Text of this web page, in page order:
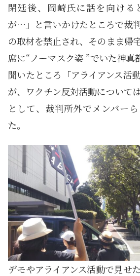
閉廷後、岡崎氏に話を向ける
が…」と言いかけたところで裁
の取材を禁止され、そのまま帰
席に“ノーマスク姿 ”でいた神真
聞いたところ「アライアンス活
が、ワクチン反対活動について
として、裁判所外でメンバー
た。
デモやアライアンス活動で見せ